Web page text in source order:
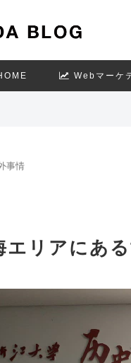
Webマーケ
事情
エリアにあ